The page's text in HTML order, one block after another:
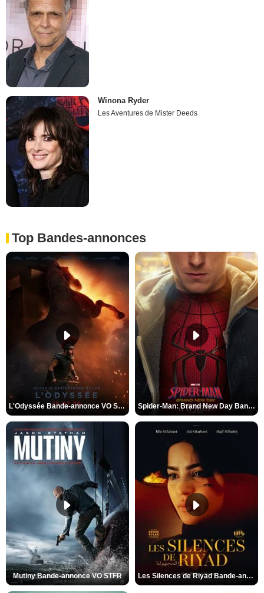
Winona Ryder
Les Aventures de Mister Deeds
Top Bandes-annonces
L'Odyssée Bande-annonce VO STFR Spider-Man: Brand New Day Bande-annonce VO STFR
Mutiny Bande-annonce VO STFR Les Silences de Riyad Bande-annonce VO STFR